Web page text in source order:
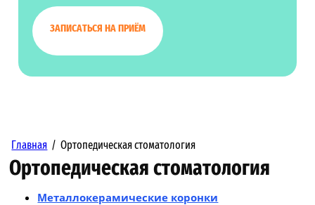
ЗАПИСАТЬСЯ НА ПРИЁМ
Главная / Ортопедическая стоматология
Ортопедическая стоматология
Металлокерамические коронки